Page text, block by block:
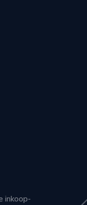
inkoop-